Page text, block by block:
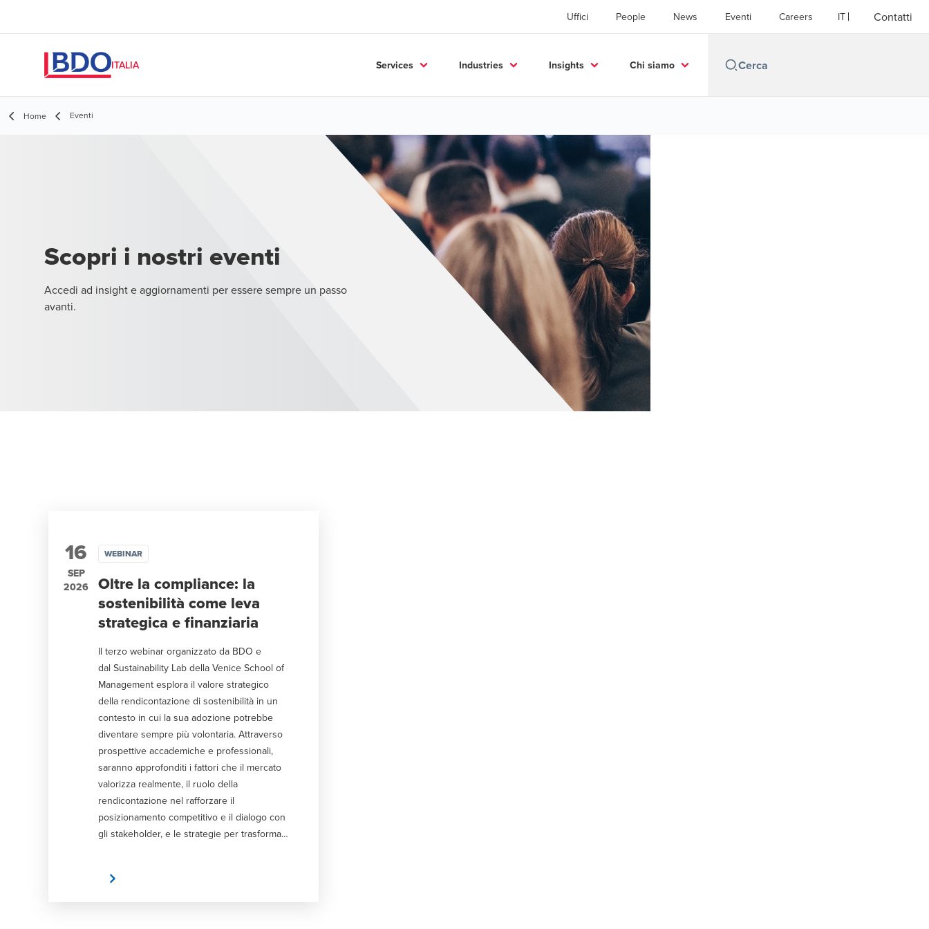
Uffici People News Eventi Careers IT Contatti
ITALIA Services Industries Insights Chi siamo
Home Eventi
Scopri i nostri eventi
Accedi ad insight e aggiornamenti per essere sempre un passo
avanti.
16
SEP
2026
WEBINAR
Oltre la compliance: la
sostenibilità come leva
strategica e finanziaria
Il terzo webinar organizzato da BDO e
dal Sustainability Lab della Venice School of
Management esplora il valore strategico
della rendicontazione di sostenibilità in un
contesto in cui la sua adozione potrebbe
diventare sempre più volontaria. Attraverso
prospettive accademiche e professionali,
saranno approfonditi i fattori che il mercato
valorizza realmente, il ruolo della
rendicontazione nel rafforzare il
posizionamento competitivo e il dialogo con
gli stakeholder, e le strategie per trasformare
nel quinto ciclo di incontri dedicati alla